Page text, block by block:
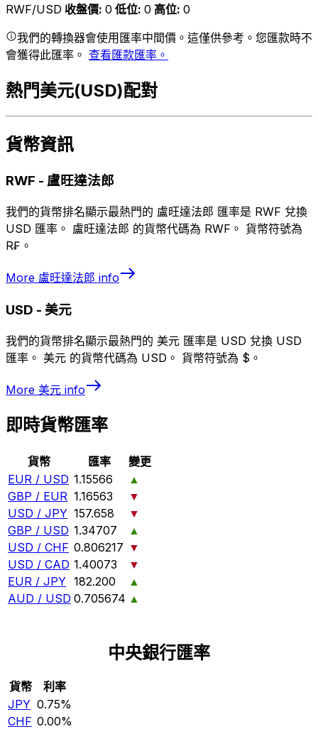
RWF/USD 收盤價: 0 低位: 0 高位: 0
我們的轉換器會使用匯率中間價。這僅供參考。您匯款時不
會獲得此匯率。 查看匯款匯率。
熱門美元(USD)配對
貨幣資訊
RWF - 盧旺達法郎
我們的貨幣排名顯示最熱門的 盧旺達法郎 匯率是 RWF 兌換
USD 匯率。 盧旺達法郎 的貨幣代碼為 RWF。 貨幣符號為
R₣。
More 盧旺達法郎 info
USD - 美元
我們的貨幣排名顯示最熱門的 美元 匯率是 USD 兌換 USD
匯率。 美元 的貨幣代碼為 USD。 貨幣符號為 $。
More 美元 info
即時貨幣匯率
貨幣 匯率
變更
EUR / USD 1.15566
▲
GBP / EUR 1.16563
▼
USD / JPY 157.658
▼
GBP / USD 1.34707
▲
USD / CHF 0.806217 ▼
USD / CAD 1.40073
▼
EUR / JPY 182.200
▲
AUD / USD 0.705674 ▲
中央銀行匯率
貨幣
利率
JPY 0.75%
CHF 0.00%